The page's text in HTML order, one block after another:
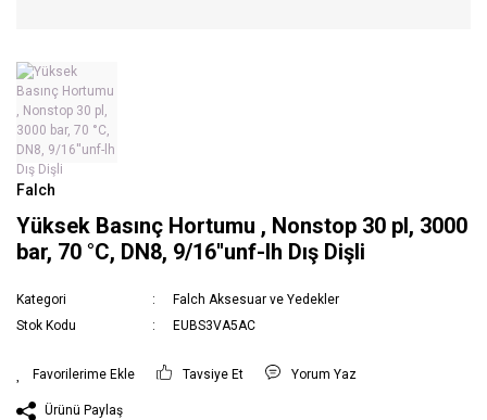
Falch
Yüksek Basınç Hortumu , Nonstop 30 pl, 3000
bar, 70 °C, DN8, 9/16''unf-lh Dış Dişli
Kategori
Falch Aksesuar ve Yedekler
Stok Kodu
EUBS3VA5AC
Tavsiye Et Yorum Yaz
Ürünü Paylaş